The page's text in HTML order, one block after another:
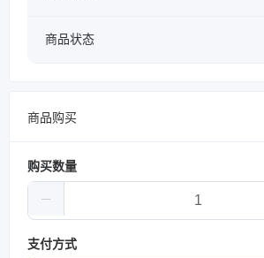
商品状态
商品购买
购买数量
支付方式